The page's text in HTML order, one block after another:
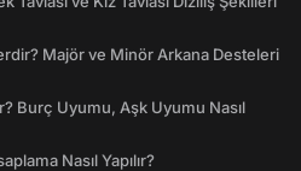
Majör ve Minör Arkana Desteleri
Burç Uyumu, Aşk Uyumu Nasıl
Nasıl Yapılır?